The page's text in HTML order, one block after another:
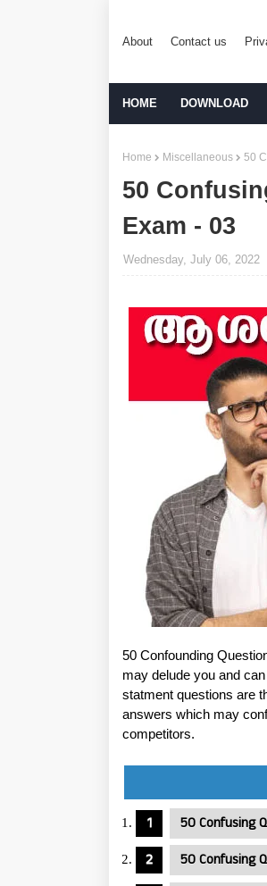
About Contact us
HOME DOWNLOAD
Home Miscellaneous 50
50
Exam - 03
Wednesday, July 06, 2022
50 Confounding
may delude you and
statment questions are
answers which may
competitors.
50 Confusing
50 Confusing